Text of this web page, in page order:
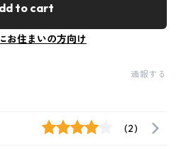
to cart
お住まいの方向け
通報する
(2)